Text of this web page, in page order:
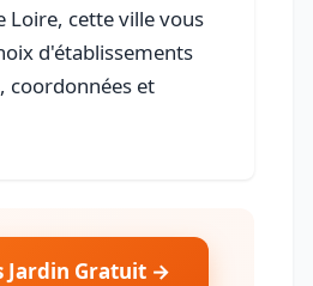
Loire, cette ville vous
d'établissements
coordonnées et
Jardin Gratuit →